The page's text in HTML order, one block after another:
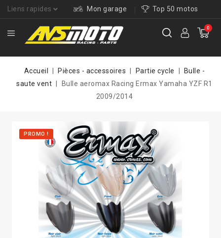
Liens rapides Mon garage Top 50 motos
0
Accueil Pièces - accessoires Partie cycle
Bulle -
saute vent
Bulle aeromax Racing Ermax Yamaha YZF R1
2009/2014
PROMO !